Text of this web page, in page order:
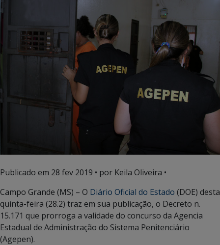
Publicado em 28 fev 2019 • por Keila Oliveira •
Campo Grande (MS) – O Diário Oficial do Estado (DOE) desta
quinta-feira (28.2) traz em sua publicação, o Decreto n.
15.171 que prorroga a validade do concurso da Agencia
Estadual de Administração do Sistema Penitenciário
(Agepen).